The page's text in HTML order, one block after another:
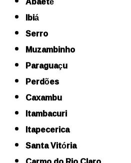
Ibiá
Serro
Muzambinho
Paraguaçu
Perdões
Caxambu
Itambacuri
Itapecerica
Santa Vitória